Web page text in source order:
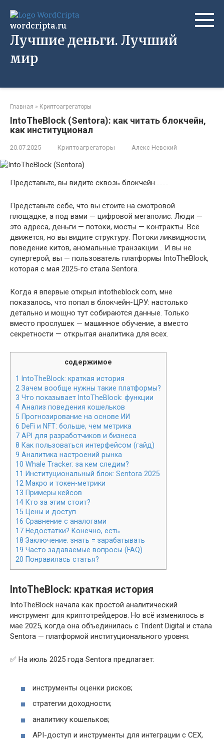
контенту
wordcripta.ru
Лучшие деньги. Лучший
мир
Главная » Криптоагрегаторы
IntoTheBlock (Sentora): как читать блокчейн,
как институционал
20.07.2025 Криптоагрегаторы Алекс Невский
Представьте, вы видите сквозь блокчейн………
Представьте себе, что вы стоите на смотровой
площадке, а под вами — цифровой мегаполис. Люди —
это адреса, деньги — потоки, мосты — контракты. Всё
движется, но вы видите структуру. Потоки ликвидности,
поведение китов, аномальные транзакции… И вы не
супергерой, вы — пользователь платформы IntoTheBlock,
которая с мая 2025-го стала Sentora.
Когда я впервые открыл intotheblock com, мне
показалось, что попал в блокчейн-ЦРУ: настолько
детально и мощно тут собираются данные. Только
вместо прослушек — машинное обучение, а вместо
секретности — открытая аналитика для всех.
содержимое
1
IntoTheBlock: краткая история
2 Зачем вообще нужны такие платформы?
3 Что показывает IntoTheBlock: функции
4 Анализ поведения кошельков
5 Прогнозирование на основе ИИ
6 DeFi и NFT: больше, чем метрика
7 API для разработчиков и бизнеса
8 Как пользоваться интерфейсом (гайд)
9 Аналитика настроений рынка
10 Whale Tracker: за кем следим?
11 Институциональный блок: Sentora 2025
12 Макро и токен-метрики
13 Примеры кейсов
14 Кто за этим стоит?
15 Цены и доступ
16 Сравнение с аналогами
17 Недостатки? Конечно, есть
18 Заключение: знать = зарабатывать
19 Часто задаваемые вопросы (FAQ)
20 Понравилась статья?
IntoTheBlock: краткая история
IntoTheBlock начала как простой аналитический
инструмент для криптотрейдеров. Но всё изменилось в
мае 2025, когда она объединилась с Trident Digital и стала
Sentora — платформой институционального уровня.
✅ На июль 2025 года Sentora предлагает:
инструменты оценки рисков;
стратегии доходности;
аналитику кошельков;
API-доступ и инструменты для интеграции с CEX,